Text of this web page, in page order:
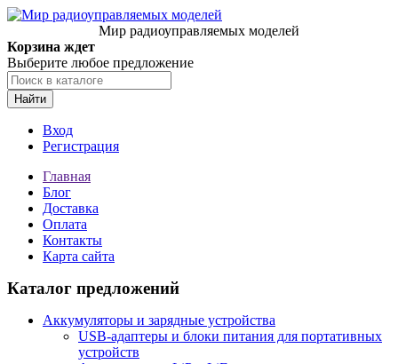
Мир радиоуправляемых моделей
Корзина ждет
Выберите любое предложение
Найти
Вход
Регистрация
Главная
Блог
Доставка
Оплата
Контакты
Карта сайта
Каталог предложений
Аккумуляторы и зарядные устройства
USB-адаптеры и блоки питания для портативных
устройств